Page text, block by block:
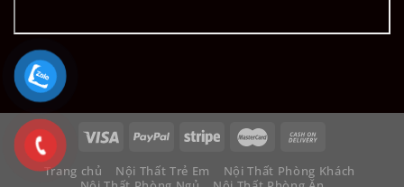
Trang chủ Nội Thất Trẻ Em
Nội Thất Phòng Khách